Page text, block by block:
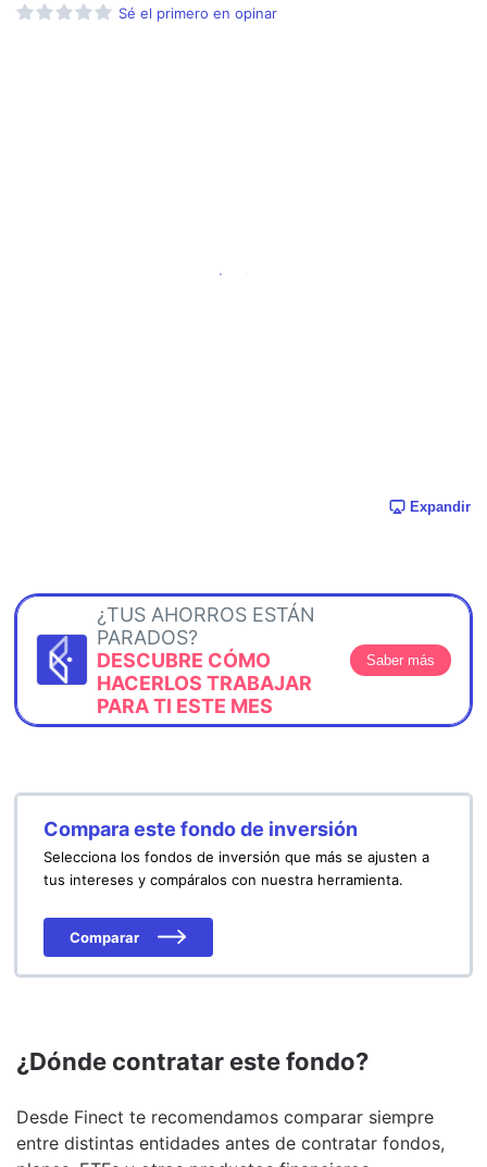
Sé el primero en opinar
Expandir
¿TUS AHORROS ESTÁN
PARADOS?
DESCUBRE CÓMO
HACERLOS TRABAJAR
PARA TI ESTE MES
Saber más
Compara este fondo de inversión
Selecciona los fondos de inversión que más se ajusten a
tus intereses y compáralos con nuestra herramienta.
Comparar
¿Dónde contratar este fondo?
Desde Finect te recomendamos comparar siempre
entre distintas entidades antes de contratar fondos,